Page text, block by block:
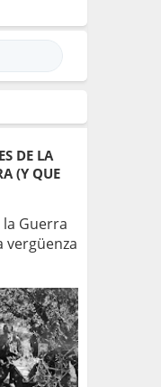
DE LA
(Y QUE
Guerra
vergüenza